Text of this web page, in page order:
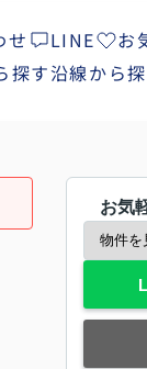
せ LINE お
探す沿線から
お気